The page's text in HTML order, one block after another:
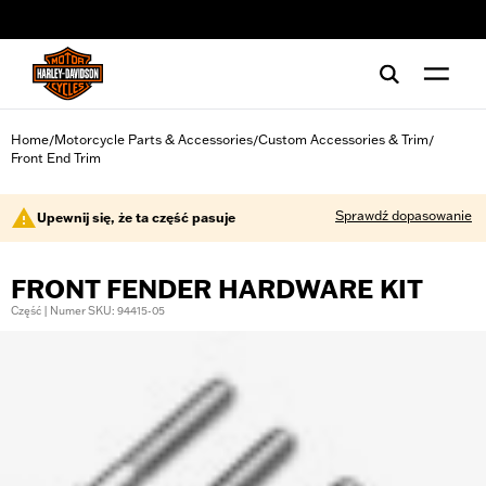
Home/Motorcycle Parts & Accessories/Custom Accessories & Trim/
Front End Trim
Upewnij się, że ta część pasuje Sprawdź dopasowanie
FRONT FENDER HARDWARE KIT
Część | Numer SKU: 94415-05